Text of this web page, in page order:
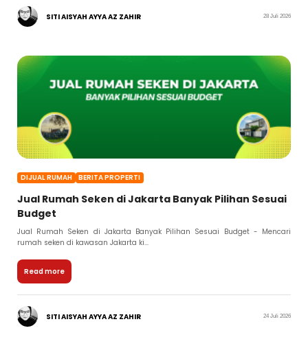
SITI AISYAH AYYA AZ ZAHIR 28 Juli 2026
DIJUAL RUMAH BERITA PROPERTI
Jual Rumah Seken di Jakarta Banyak Pilihan Sesuai
Budget
Jual Rumah Seken di Jakarta Banyak Pilihan Sesuai Budget - Mencari
rumah seken di kawasan Jakarta ki...
Read more
SITI AISYAH AYYA AZ ZAHIR 24 Juli 2026